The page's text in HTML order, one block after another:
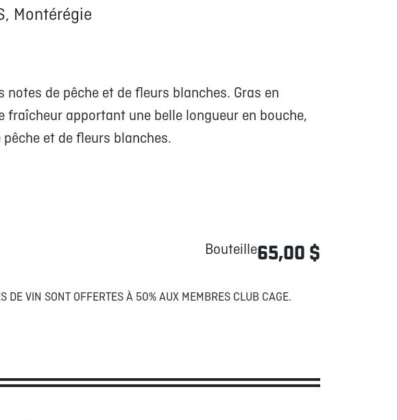
Montérégie
notes de pêche et de fleurs blanches. Gras en
fraîcheur apportant une belle longueur en bouche,
et de fleurs blanches.
Bouteille65,00 $
DE VIN SONT OFFERTES À 50% AUX MEMBRES CLUB CAGE.